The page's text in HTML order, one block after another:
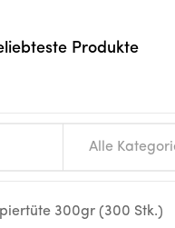
Produkte
Alle
300gr (300 Stk.)